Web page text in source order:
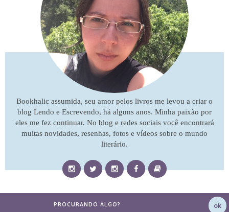
Bookhalic assumida, seu amor pelos livros me levou a criar o
blog Lendo e Escrevendo, há alguns anos. Minha paixão por
eles me fez continuar. No blog e redes sociais você encontrará
muitas novidades, resenhas, fotos e vídeos sobre o mundo
literário.